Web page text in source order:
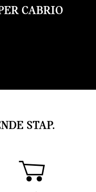
CABRIO
STAP.